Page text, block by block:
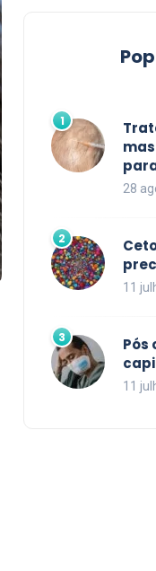
28
11
Pós
11